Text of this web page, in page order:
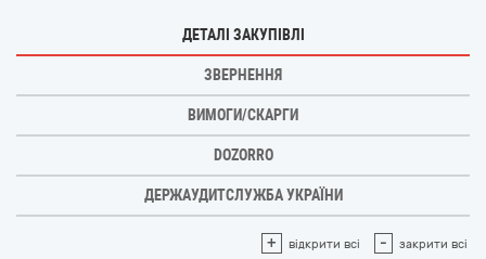
ДЕТАЛІ ЗАКУПІВЛІ
ЗВЕРНЕННЯ
ВИМОГИ/СКАРГИ
DOZORRO
ДЕРЖАУДИТСЛУЖБА УКРАЇНИ
+ відкрити всі - закрити всі